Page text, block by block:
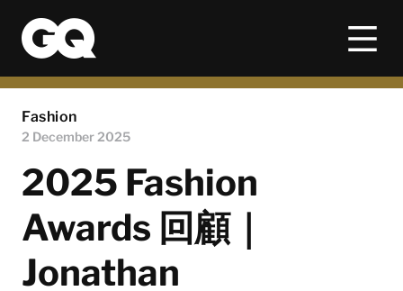
Fashion
2 December 2025
2025 Fashion
Awards 回顧｜
Jonathan